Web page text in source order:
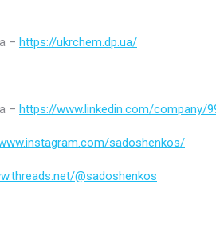
– https://ukrchem.dp.ua/
– https://www.linkedin.com/company/
sadoshenkos/
@sadoshenkos